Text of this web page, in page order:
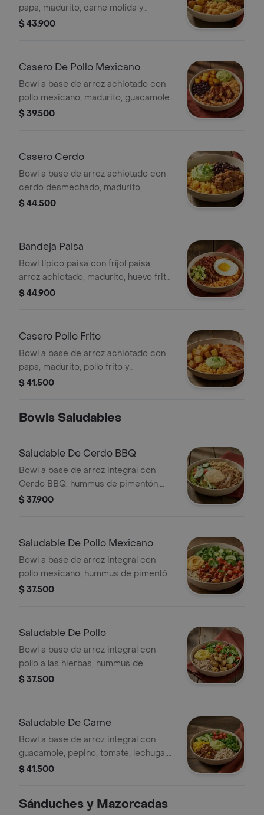
papa, madurito, carne molida y
guacamole.
$ 43.900
Casero De Pollo Mexicano
Bowl a base de arroz achiotado con
pollo mexicano, madurito, guacamole
y fríjoles negros. *Producto
$ 39.500
Casero Cerdo
Bowl a base de arroz achiotado con
cerdo desmechado, madurito,
guacamole y fríjoles negros.
$ 44.500
Bandeja Paisa
Bowl típico paisa con fríjol paisa,
arroz achiotado, madurito, huevo frito
y carne molida.
$ 44.900
Casero Pollo Frito
Bowl a base de arroz achiotado con
papa, madurito, pollo frito y
guacamole.
$ 41.500
Bowls Saludables
Saludable De Cerdo BBQ
Bowl a base de arroz integral con
Cerdo BBQ, hummus de pimentón,
pepino, tomate y Lechuga.
$ 37.900
Saludable De Pollo Mexicano
Bowl a base de arroz integral con
pollo mexicano, hummus de pimentón,
pepino, tomate y Lechuga. *Producto
$ 37.500
Saludable De Pollo
Bowl a base de arroz integral con
pollo a las hierbas, hummus de
pimentón, pepino, tomate y Lechuga.
$ 37.500
Saludable De Carne
Bowl a base de arroz integral con
guacamole, pepino, tomate, lechuga,
carne molida y maíz.
$ 41.500
Sánduches y Mazorcadas